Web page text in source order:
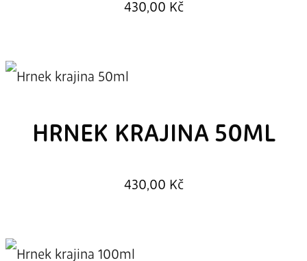
430,00 Kč
HRNEK KRAJINA 50ML
430,00 Kč